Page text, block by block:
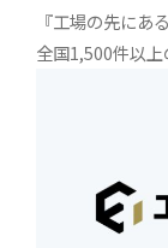
『工場の先にあ
全国1,500件以